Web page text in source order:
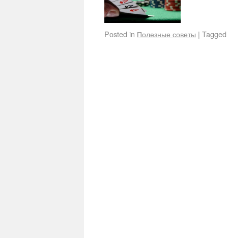
Posted in Полезные советы | Tagged